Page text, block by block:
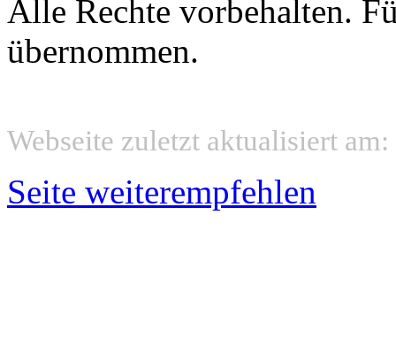
Alle Rechte vorbehalten.
übernommen.
Webseite zuletzt aktualisiert
Seite weiterempfehlen